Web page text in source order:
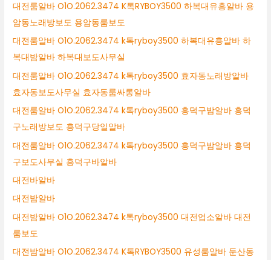
대전룸알바 O1O.2062.3474 K톡RYBOY3500 하복대유흥알바 용
암동노래방보도 용암동룸보도
대전룸알바 O1O.2062.3474 k톡ryboy3500 하복대유흥알바 하
복대밤알바 하복대보도사무실
대전룸알바 O1O.2062.3474 k톡ryboy3500 효자동노래방알바
효자동보도사무실 효자동룸싸롱알바
대전룸알바 O1O.2062.3474 k톡ryboy3500 흥덕구밤알바 흥덕
구노래방보도 흥덕구당일알바
대전룸알바 O1O.2062.3474 k톡ryboy3500 흥덕구밤알바 흥덕
구보도사무실 흥덕구바알바
대전바알바
대전밤알바
대전밤알바 O1O.2062.3474 k톡ryboy3500 대전업소알바 대전
룸보도
대전밤알바 O1O.2062.3474 K톡RYBOY3500 유성룸알바 둔산동